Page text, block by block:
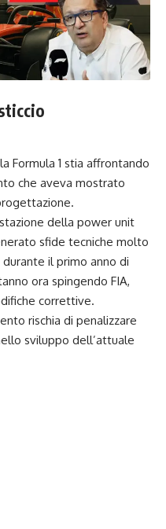
Formula 1 stia affrontando
che aveva mostrato
della power unit
sfide tecniche molto
il primo anno di
ora spingendo FIA,
correttive.
rischia di penalizzare
sviluppo dell’attuale